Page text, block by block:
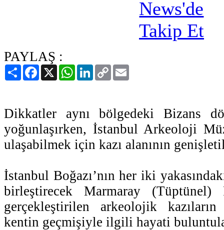
PAYLAŞ :
PaylaşFacebook
X WhatsAppLinkedIn
Copy
Link
Dikkatler aynı bölgedeki Bizans
yoğunlaşırken, İstanbul Arkeoloji
ulaşabilmek için kazı alanının
İstanbul Boğazı’nın her iki
birleştirecek Marmaray (Tüptünel)
gerçekleştirilen arkeolojik kazıların
kentin geçmişiyle ilgili hayati